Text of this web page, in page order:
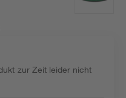
zur Zeit leider nicht